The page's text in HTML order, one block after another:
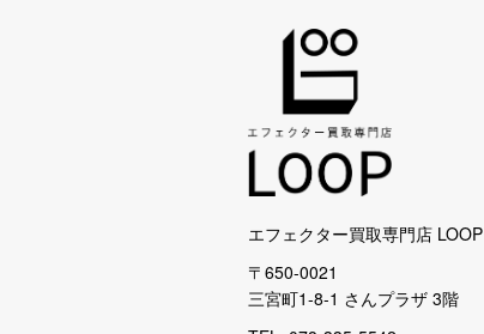
エフェクター買取専門店 LOOP
〒650-0021
三宮町1-8-1 さんプラザ 3階